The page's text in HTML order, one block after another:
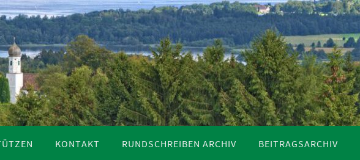
KONTAKT RUNDSCHREIBEN ARCHIV BEITRAGSARCHIV